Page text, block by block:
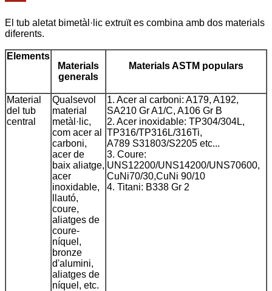
El tub aletat bimetàl·lic extruït es combina amb dos materials
diferents.
Elements
Materials
generals
Materials ASTM populars
Material
del tub
central
Qualsevol
material
metàl·lic,
com acer al
carboni,
acer de
baix aliatge,
acer
inoxidable,
llautó,
coure,
aliatges de
coure-
níquel,
bronze
d'alumini,
aliatges de
níquel, etc.
1. Acer al carboni: A179, A192,
SA210 Gr A1/C, A106 Gr B
2. Acer inoxidable: TP304/304L,
TP316/TP316L/316Ti,
A789 S31803/S2205 etc...
3. Coure:
UNS12200/UNS14200/UNS70600,
CuNi70/30,CuNi 90/10
4. Titani: B338 Gr 2